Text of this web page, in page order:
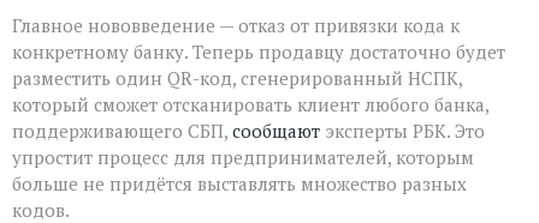
с
сентября
2026
года
Главное нововведение — отказ от привязки кода к
конкретному банку. Теперь продавцу достаточно будет
разместить один QR-код, сгенерированный НСПК,
который сможет отсканировать клиент любого банка,
поддерживающего СБП, сообщают эксперты РБК. Это
упростит процесс для предпринимателей, которым
больше не придётся выставлять множество разных
кодов.